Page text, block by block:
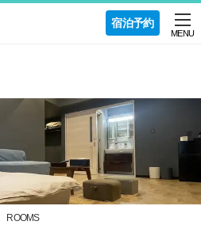
宿泊予約
MENU
ROOMS